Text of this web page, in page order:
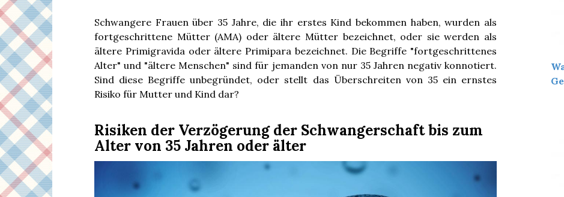
Schwangere Frauen über 35 Jahre, die ihr erstes Kind bekommen haben, wurden als
fortgeschrittene Mütter (AMA) oder ältere Mütter bezeichnet, oder sie werden als
ältere Primigravida oder ältere Primipara bezeichnet. Die Begriffe "fortgeschrittenes
Alter" und "ältere Menschen" sind für jemanden von nur 35 Jahren negativ konnotiert.
Sind diese Begriffe unbegründet, oder stellt das Überschreiten von 35 ein ernstes
Risiko für Mutter und Kind dar?
Risiken der Verzögerung der Schwangerschaft bis zum
Alter von 35 Jahren oder älter